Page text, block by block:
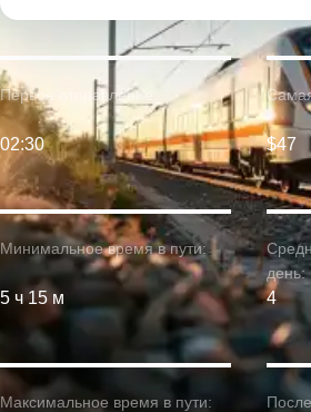
Минимальное время в пути:
5 ч 15 м
Первое отправление:
02:30
Максимальное время в пути:
$47
день:
4